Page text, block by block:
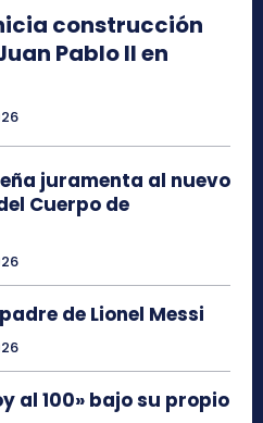
construcción
Pablo II en
juramenta al nuevo
Cuerpo de
de Lionel Messi
al 100» bajo su propio